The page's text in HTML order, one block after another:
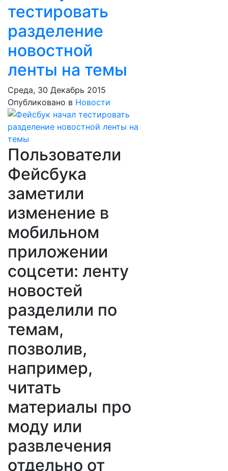
тестировать
разделение
новостной
ленты на темы
Среда, 30 Декабрь 2015
Опубликовано в Новости
Пользователи
Фейсбука
заметили
изменение в
мобильном
приложении
соцсети: ленту
новостей
разделили по
темам,
позволив,
например,
читать
материалы про
моду или
развлечения
отдельно от